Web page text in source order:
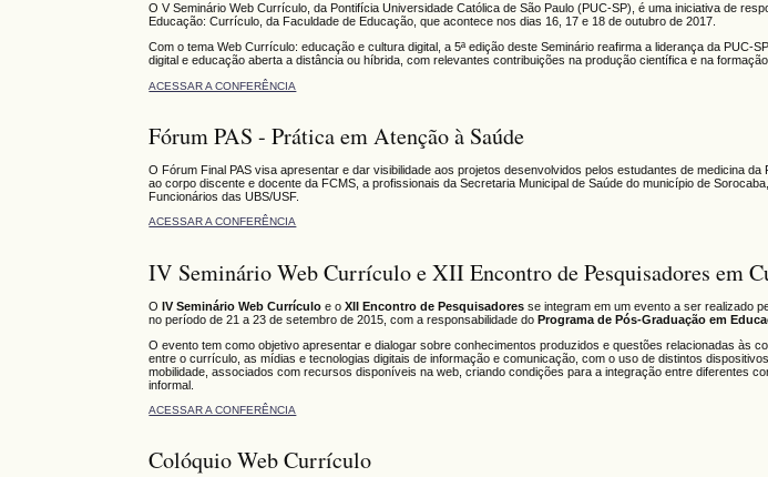
O V Seminário Web Currículo, da Pontifícia Universidade Católica de São Paulo (PUC-SP), é uma iniciativa de
Educação: Currículo, da Faculdade de Educação, que acontece nos dias 16, 17 e 18 de outubro de 2017.
Com o tema Web Currículo: educação e cultura digital, a 5ª edição deste Seminário reafirma a liderança da PUC-
digital e educação aberta a distância ou híbrida, com relevantes contribuições na produção científica e na
ACESSAR A CONFERÊNCIA
Fórum PAS - Prática em Atenção à Saúde
O Fórum Final PAS visa apresentar e dar visibilidade aos projetos desenvolvidos pelos estudantes de medicina
ao corpo discente e docente da FCMS, a profissionais da Secretaria Municipal de Saúde do município de
Funcionários das UBS/USF.
ACESSAR A CONFERÊNCIA
IV Seminário Web Currículo e XII Encontro de Pesquisadores em
OIV Seminário Web Currículoe oXII Encontro de Pesquisadores se integram em um evento a ser realizado
no período de 21 a 23 de setembro de 2015, com a responsabilidade doPrograma de Pós-Graduação em
O evento tem como objetivo apresentar e dialogar sobre conhecimentos produzidos e questões relacionadas às
entre o currículo, as mídias e tecnologias digitais de informação e comunicação, com o uso de distintos
mobilidade, associados com recursos disponíveis na web, criando condições para a integração entre diferentes
informal.
ACESSAR A CONFERÊNCIA
Colóquio Web Currículo